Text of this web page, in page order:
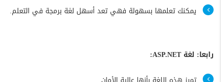
يمكنك تعلمها بسهولة فهي تعد أسهل لغة برمجة في التعلم.
رابعا: لغة ASP.NET: